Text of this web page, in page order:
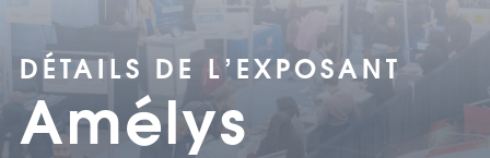
DÉTAILS DE L'EXPOSANT
Amélys